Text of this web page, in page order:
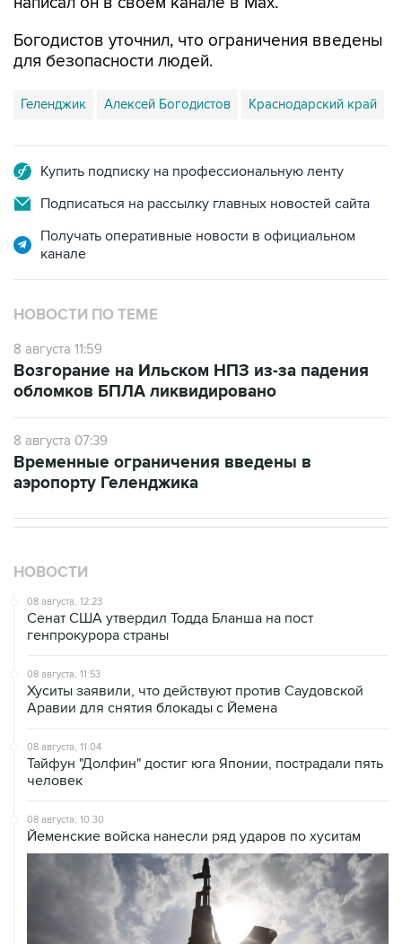
Богодистов уточнил, что ограничения введены
для безопасности людей.
Геленджик Алексей Богодистов Краснодарский край
Купить подписку на профессиональную ленту
Подписаться на рассылку главных новостей сайта
Получать оперативные новости в официальном
канале
НОВОСТИ ПО ТЕМЕ
8 августа 11:59
Возгорание на Ильском НПЗ из-за падения
обломков БПЛА ликвидировано
8 августа 07:39
Временные ограничения введены в
аэропорту Геленджика
НОВОСТИ
08 августа, 12:23
Сенат США утвердил Тодда Бланша на пост
генпрокурора страны
08 августа, 11:53
Хуситы заявили, что действуют против Саудовской
Аравии для снятия блокады с Йемена
08 августа, 11:04
Тайфун "Долфин" достиг юга Японии, пострадали пять
человек
08 августа, 10:30
Йеменские войска нанесли ряд ударов по хуситам